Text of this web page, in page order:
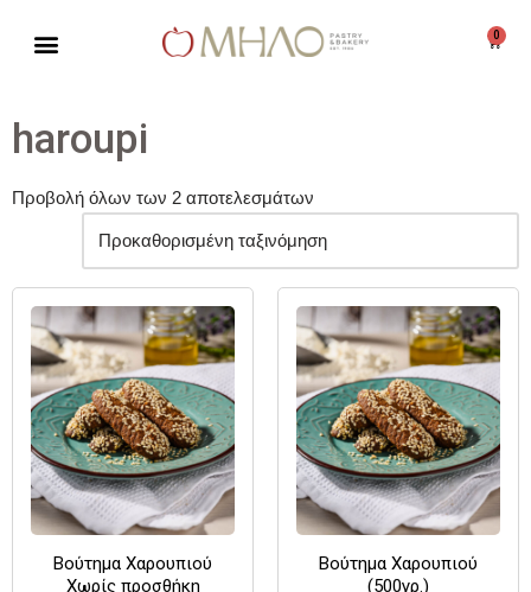
περιεχόμενο
0
haroupi
Προβολή όλων των 2 αποτελεσμάτων
Βούτημα Χαρουπιού
Χωρίς προσθήκη
Βούτημα Χαρουπιού
(500γρ.)